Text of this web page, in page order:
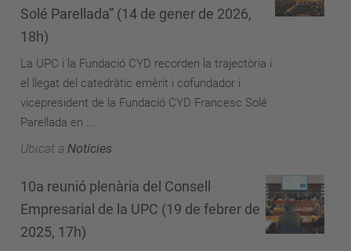
Solé Parellada” (14 de gener de 2026,
18h)
La UPC i la Fundació CYD recorden la trajectòria i
el llegat del catedràtic emèrit i cofundador i
vicepresident de la Fundació CYD Francesc Solé
Parellada en ...
Ubicat a Notícies
10a reunió plenària del Consell
Empresarial de la UPC (19 de febrer de
2025, 17h)